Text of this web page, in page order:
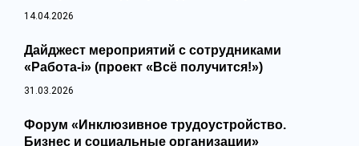
14.04.2026
Дайджест мероприятий с сотрудниками
«Работа-i» (проект «Всё получится!»)
31.03.2026
Форум «Инклюзивное трудоустройство.
Бизнес и социальные организации»